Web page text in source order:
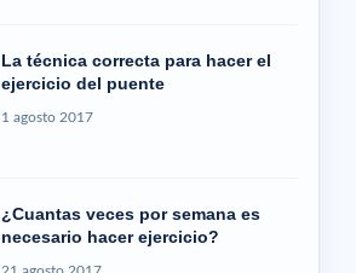
La técnica correcta para hacer el
ejercicio del puente
1 agosto 2017
¿Cuantas veces por semana es
necesario hacer ejercicio?